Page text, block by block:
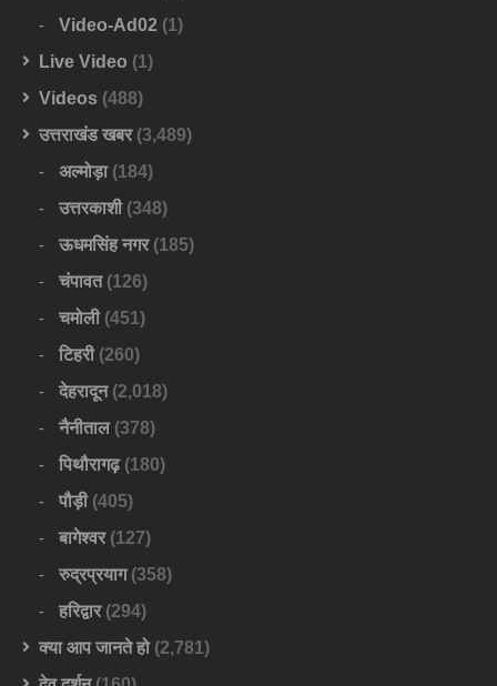
Video-Ad02 (1)
Live Video (1)
Videos (488)
उत्तराखंड खबर(3,489)
अल्मोड़ा(184)
उत्तरकाशी(348)
ऊधमसिंह नगर(185)
चंपावत(126)
चमोली(451)
टिहरी(260)
देहरादून(2,018)
नैनीताल(378)
पिथौरागढ़(180)
पौड़ी(405)
बागेश्वर(127)
रुद्रप्रयाग(358)
हरिद्वार(294)
क्या आप जानते हो(2,781)